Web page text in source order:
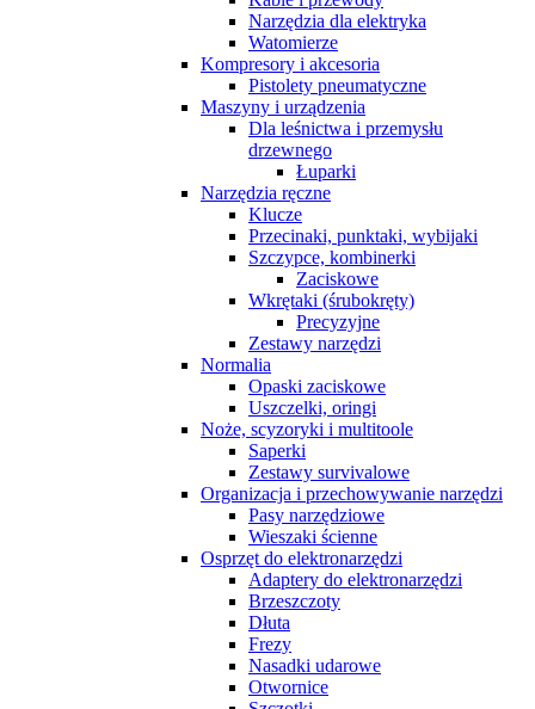
Narzędzia dla elektryka
Watomierze
Kompresory i akcesoria
Pistolety pneumatyczne
Maszyny i urządzenia
Dla leśnictwa i przemysłu
drzewnego
Łuparki
Narzędzia ręczne
Klucze
Przecinaki, punktaki, wybijaki
Szczypce, kombinerki
Zaciskowe
Wkrętaki (śrubokręty)
Precyzyjne
Zestawy narzędzi
Normalia
Opaski zaciskowe
Uszczelki, oringi
Noże, scyzoryki i multitoole
Saperki
Zestawy survivalowe
Organizacja i przechowywanie narzędzi
Pasy narzędziowe
Wieszaki ścienne
Osprzęt do elektronarzędzi
Adaptery do elektronarzędzi
Brzeszczoty
Dłuta
Frezy
Nasadki udarowe
Otwornice